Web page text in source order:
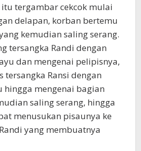
tergambar cekcok mulai
delapan, korban bertemu
kemudian saling serang.
tersangka Randi dengan
dan mengenai pelipisnya,
Ransi dengan
hingga mengenai bagian
saling serang, hingga
menusukan pisaunya ke
yang membuatnya